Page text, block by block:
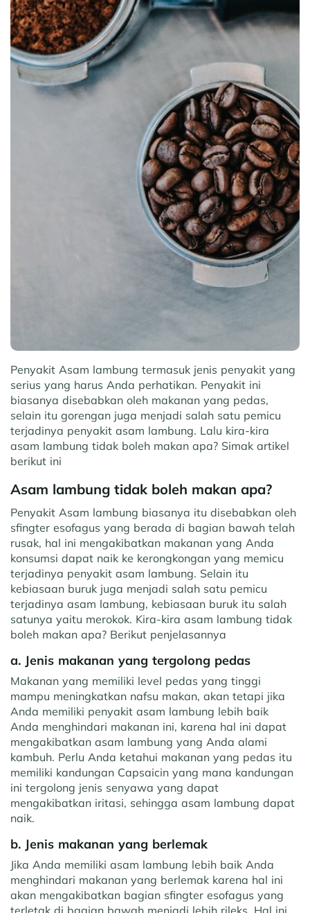
Penyakit Asam lambung termasuk jenis penyakit yang
serius yang harus Anda perhatikan. Penyakit ini
biasanya disebabkan oleh makanan yang pedas,
selain itu gorengan juga menjadi salah satu pemicu
terjadinya penyakit asam lambung. Lalu kira-kira
asam lambung tidak boleh makan apa? Simak artikel
berikut ini
Asam lambung tidak boleh makan apa?
Penyakit Asam lambung biasanya itu disebabkan oleh
sfingter esofagus yang berada di bagian bawah telah
rusak, hal ini mengakibatkan makanan yang Anda
konsumsi dapat naik ke kerongkongan yang memicu
terjadinya penyakit asam lambung. Selain itu
kebiasaan buruk juga menjadi salah satu pemicu
terjadinya asam lambung, kebiasaan buruk itu salah
satunya yaitu merokok. Kira-kira asam lambung tidak
boleh makan apa? Berikut penjelasannya
a. Jenis makanan yang tergolong pedas
Makanan yang memiliki level pedas yang tinggi
mampu meningkatkan nafsu makan, akan tetapi jika
Anda memiliki penyakit asam lambung lebih baik
Anda menghindari makanan ini, karena hal ini dapat
mengakibatkan asam lambung yang Anda alami
kambuh. Perlu Anda ketahui makanan yang pedas itu
memiliki kandungan Capsaicin yang mana kandungan
ini tergolong jenis senyawa yang dapat
mengakibatkan iritasi, sehingga asam lambung dapat
naik.
b. Jenis makanan yang berlemak
Jika Anda memiliki asam lambung lebih baik Anda
menghindari makanan yang berlemak karena hal ini
akan mengakibatkan bagian sfingter esofagus yang
terletak di bagian bawah menjadi lebih rileks. Hal ini